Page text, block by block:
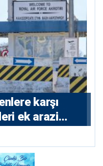
karşı
ek arazi